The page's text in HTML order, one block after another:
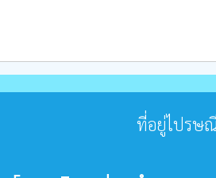
ที่อยู่ไปรษ